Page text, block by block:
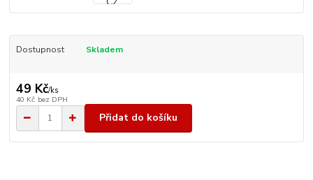
Dostupnost Skladem
49 Kč/ks
40 Kč bez DPH
Přidat do košíku